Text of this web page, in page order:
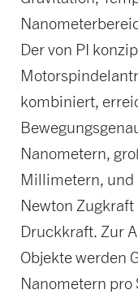
Der von PI
kombiniert,
Nanometern,
Millimetern, und
Newton
Druckkraft. Zur
Objekte werden
Nanometern pro